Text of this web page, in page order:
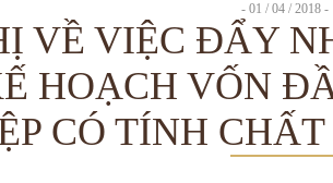
- 01 / 04 / 2018 -
VỀ VIỆC ĐẨY
HOẠCH VỐN
CÓ TÍNH